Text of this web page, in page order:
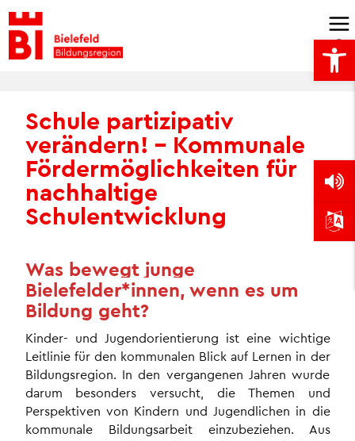
Skip
to
content
Schule partizipativ
verändern! – Kommunale
Fördermöglichkeiten für
nachhaltige
Schulentwicklung
Was bewegt junge
Bielefelder*innen, wenn es um
Bildung geht?
Kinder- und Jugendorientierung ist eine wichtige
Leitlinie für den kommunalen Blick auf Lernen in der
Bildungsregion. In den vergangenen Jahren wurde
darum besonders versucht, die Themen und
Perspektiven von Kindern und Jugendlichen in die
kommunale Bildungsarbeit einzubeziehen. Aus